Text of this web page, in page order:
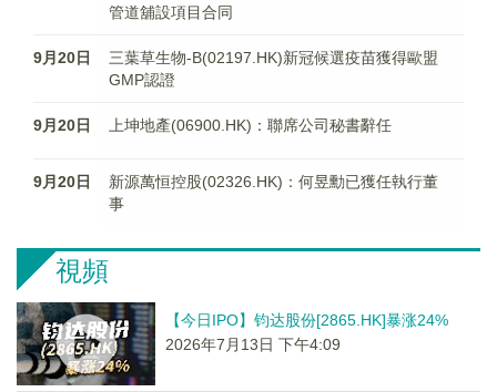
管道舖設項目合同
9月20日
三葉草生物-B(02197.HK)新冠候選疫苗獲得歐盟
GMP認證
9月20日 上坤地產(06900.HK)：聯席公司秘書辭任
9月20日
新源萬恒控股(02326.HK)：何昱勳已獲任執行董
事
視頻
【今日IPO】钧达股份[2865.HK]暴涨24%
2026年7月13日 下午4:09